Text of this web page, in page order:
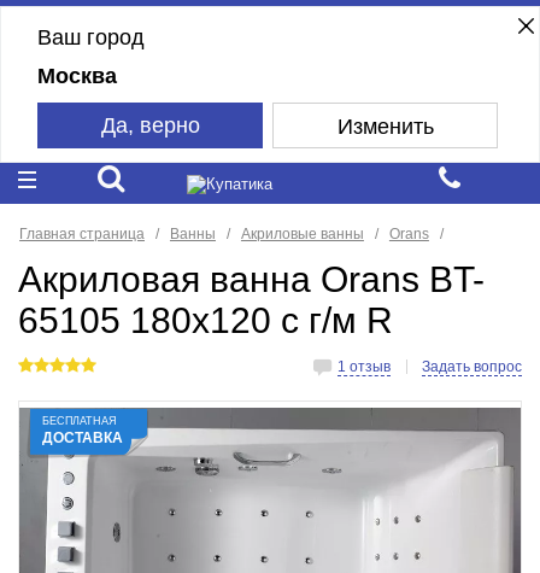
Ваш город
Москва
Да, верно Изменить
Главная страница Ванны Акриловые ванны Orans
Акриловая ванна Orans BT-
65105 180x120 с г/м R
1 отзыв Задать вопрос
БЕСПЛАТНАЯ
ДОСТАВКА